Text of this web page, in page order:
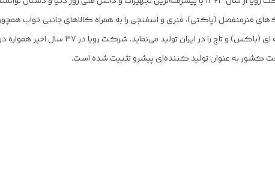
فنرمنفصل (پاکتی)، فنری و اسفنجی را به همراه کالاهای جانبی خواب
پارچه ای (باکس) و تاج را در
کشور به عنوان تولید کننده‌ای پیشرو تثبیت شده است.